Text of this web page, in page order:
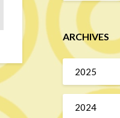
ARCHIVES
2025
2024